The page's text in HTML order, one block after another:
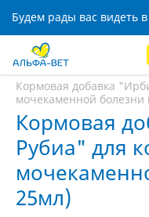
Главная
Кормовая добавка
мочекаменной болезни
Кормовая
Рубиа" для
25мл)